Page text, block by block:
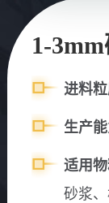
1-
进料粒
生产能
适用物
砂浆